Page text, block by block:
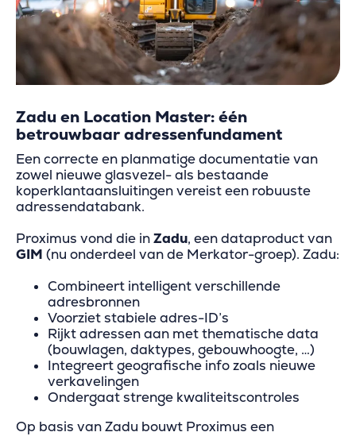
Zadu en Location Master: één
betrouwbaar adressenfundament
Een correcte en planmatige documentatie van
zowel nieuwe glasvezel- als bestaande
koperklantaansluitingen vereist een robuuste
adressendatabank.
Proximus vond die inZadu, een dataproduct van
GIM (nu onderdeel van de Merkator-groep). Zadu:
Combineert intelligent verschillende
adresbronnen
Voorziet stabiele adres-ID’s
Rijkt adressen aan met thematische data
(bouwlagen, daktypes, gebouwhoogte, …)
Integreert geografische info zoals nieuwe
verkavelingen
Ondergaat strenge kwaliteitscontroles
Op basis van Zadu bouwt Proximus een